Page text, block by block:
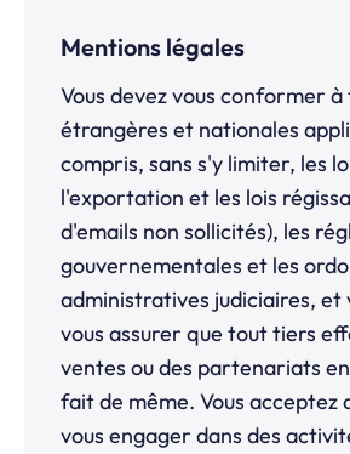
Mentions légales
Vous devez vous conformer à
étrangères et nationales
compris, sans s'y limiter, les
l'exportation et les lois
d'emails non sollicités), les
gouvernementales et les
administratives judiciaires, et
vous assurer que tout tiers
ventes ou des partenariats
fait de même. Vous acceptez
vous engager dans des